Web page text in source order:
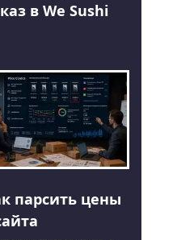
в We Sushi
парсить цены